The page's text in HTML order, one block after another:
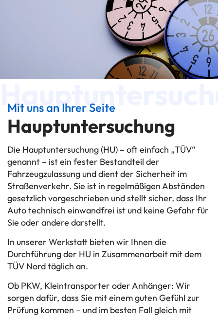
Mit uns an Ihrer Seite
Hauptuntersuchung
Die Hauptuntersuchung (HU) – oft einfach „TÜV“
genannt – ist ein fester Bestandteil der
Fahrzeugzulassung und dient der Sicherheit im
Straßenverkehr. Sie ist in regelmäßigen Abständen
gesetzlich vorgeschrieben und stellt sicher, dass Ihr
Auto technisch einwandfrei ist und keine Gefahr für
Sie oder andere darstellt.
In unserer Werkstatt bieten wir Ihnen die
Durchführung der HU in Zusammenarbeit mit dem
TÜV Nord täglich an.
Ob PKW, Kleintransporter oder Anhänger: Wir
sorgen dafür, dass Sie mit einem guten Gefühl zur
Prüfung kommen – und im besten Fall gleich mit